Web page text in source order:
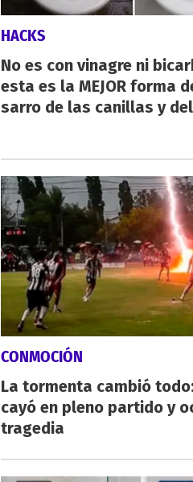
HACKS
No es con vinagre ni
esta es la MEJOR forma
sarro de las canillas y
CONMOCIÓN
La tormenta cambió
cayó en pleno partido y
tragedia